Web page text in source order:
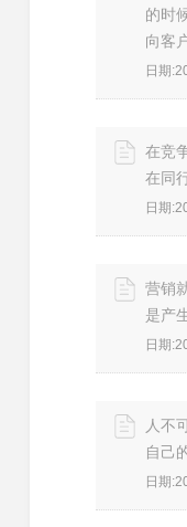
的时
向客
日期
在竞
在同
日期
营销
是产
日期
人不
自己
日期